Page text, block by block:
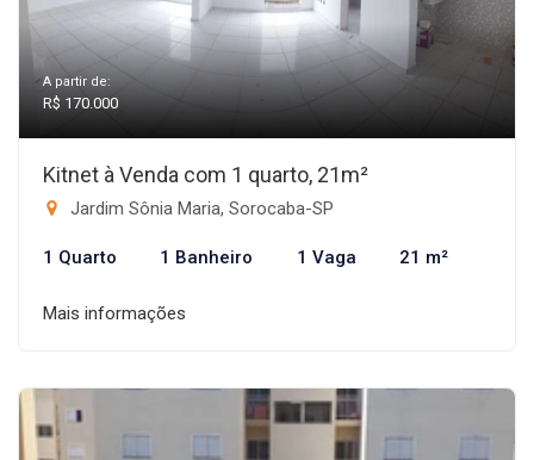
A partir de:
R$ 170.000
Kitnet à Venda com 1 quarto, 21m²
Jardim Sônia Maria, Sorocaba-SP
1 Quarto 1 Banheiro 1 Vaga 21 m²
Mais informações